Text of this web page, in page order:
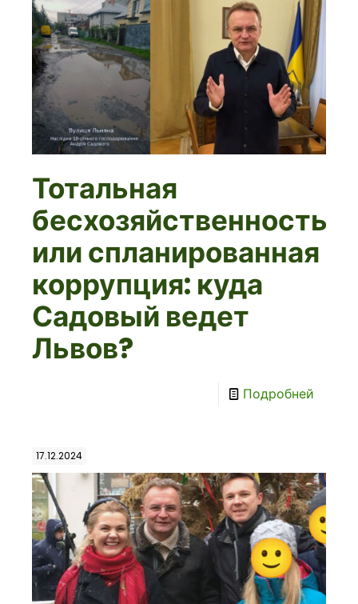
Тотальная
бесхозяйственность
или спланированная
коррупция: куда
Садовый ведет
Львов?
Подробней
17.12.2024